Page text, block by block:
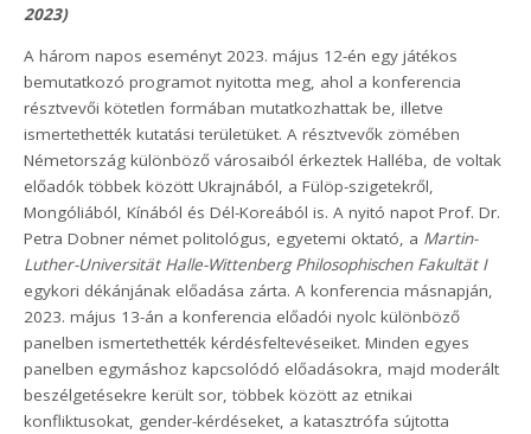
2023)
A három napos eseményt 2023. május 12-én egy játékos
bemutatkozó programot nyitotta meg, ahol a konferencia
résztvevői kötetlen formában mutatkozhattak be, illetve
ismertethették kutatási területüket. A résztvevők zömében
Németország különböző városaiból érkeztek Halléba, de voltak
előadók többek között Ukrajnából, a Fülöp-szigetekről,
Mongóliából, Kínából és Dél-Koreából is. A nyitó napot Prof. Dr.
Petra Dobner német politológus, egyetemi oktató, a Martin-
Luther-Universität Halle-Wittenberg Philosophischen Fakultät I
egykori dékánjának előadása zárta. A konferencia másnapján,
2023. május 13-án a konferencia előadói nyolc különböző
panelben ismertethették kérdésfeltevéseiket. Minden egyes
panelben egymáshoz kapcsolódó előadásokra, majd moderált
beszélgetésekre került sor, többek között az etnikai
konfliktusokat, gender-kérdéseket, a katasztrófa sújtotta